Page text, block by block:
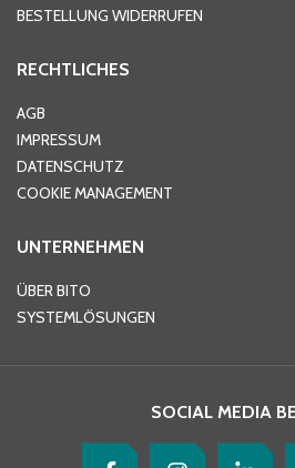
Ort*
Telefon
BESTELLUNG WIDERRUFEN
RECHTLICHES
AGB
IMPRESSUM
DATENSCHUTZ
COOKIE MANAGEMENT
UNTERNEHMEN
ÜBER BITO
SYSTEMLÖSUNGEN
SOCIAL MEDIA